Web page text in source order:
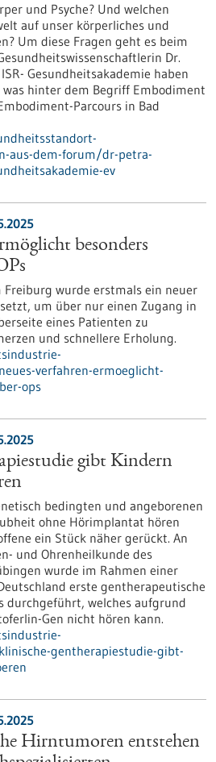
und Psyche? Und welchen
auf unser körperliches und
Um diese Fragen geht es beim
Dr.
Gesundheitsakademie haben
hinter dem Begriff Embodiment
Parcours in Bad
aus-dem-forum/dr-petra-
ev
besonders
wurde erstmals ein neuer
um über nur einen Zugang in
eines Patienten zu
und schnellere Erholung.
verfahren-ermoeglicht-
ops
gibt Kindern
bedingten und angeborenen
ohne Hörimplantat hören
ein Stück näher gerückt. An
und Ohrenheilkunde des
wurde im Rahmen einer
erste gentherapeutische
durchgeführt, welches aufgrund
Gen nicht hören kann.
gentherapiestudie-gibt-
Hirntumoren entstehen